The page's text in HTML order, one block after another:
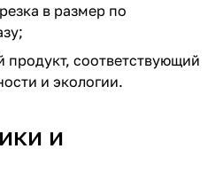
в размер по
соответствующий
и экологии.
и